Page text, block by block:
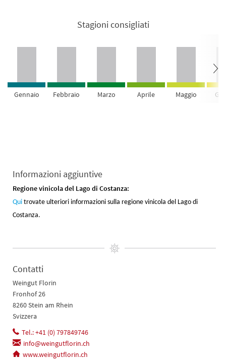
Stagioni consigliati
Gennaio Febbraio Marzo Aprile Maggio
Informazioni aggiuntive
Regione vinicola del Lago di Costanza:
Qui trovate ulteriori informazioni sulla regione vinicola del Lago di
Costanza.
Contatti
Weingut Florin
Fronhof 26
8260 Stein am Rhein
Svizzera
Tel.: +41 (0) 797849746
info@weingutflorin.ch
www.weingutflorin.ch